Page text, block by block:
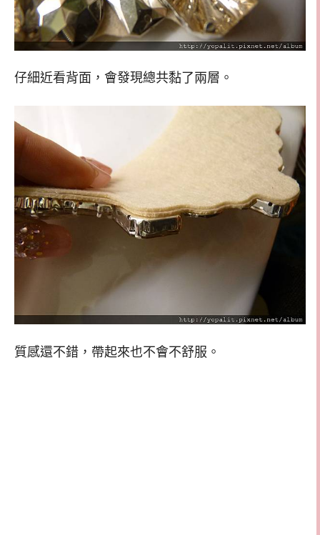
仔細近看背面，會發現總共黏了兩層。
質感還不錯，帶起來也不會不舒服。